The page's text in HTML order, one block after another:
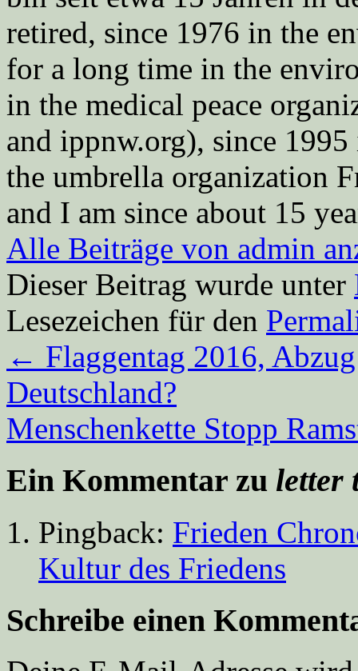
retired, since 1976 in the
for a long time in the
in the medical peace
and ippnw.org), since
the umbrella organization
and I am since about 15
Alle Beiträge von admin
Dieser Beitrag wurde unter
Lesezeichen für den
← Flaggentag 2016,
Deutschland?
Menschenkette Stopp
Ein Kommentar zu letter
Pingback: Frieden
Kultur des Friedens
Schreibe einen